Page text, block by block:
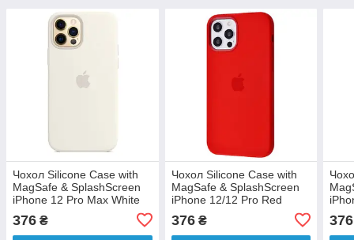
Чохол Silicone Case with
MagSafe & SplashScreen
iPhone 12 Pro Max White
376 ₴
Чохол Silicone Case with
MagSafe & SplashScreen
iPhone 12/12 Pro Red
376₴ 376